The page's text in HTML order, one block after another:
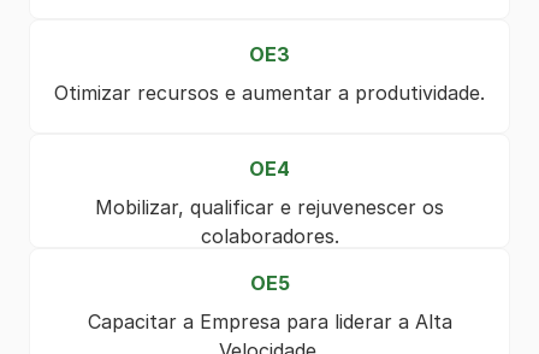
OE3
Otimizar recursos e aumentar a produtividade.
OE4
Mobilizar, qualificar e rejuvenescer os
colaboradores.
OE5
Capacitar a Empresa para liderar a Alta